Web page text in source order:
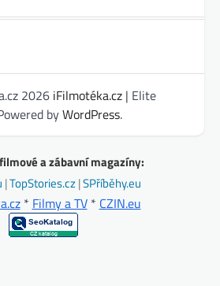
2026 iFilmotéka.cz | Elite
byWordPress.
a zábavní magazíny:
|TopStories.cz|SPříběhy.eu
* Filmy a TV* CZIN.eu